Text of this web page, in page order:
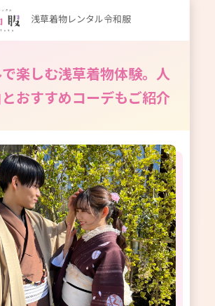
浅草着物レンタル令和服
楽しむ浅草着物体験。人
おすすめコーデもご紹介